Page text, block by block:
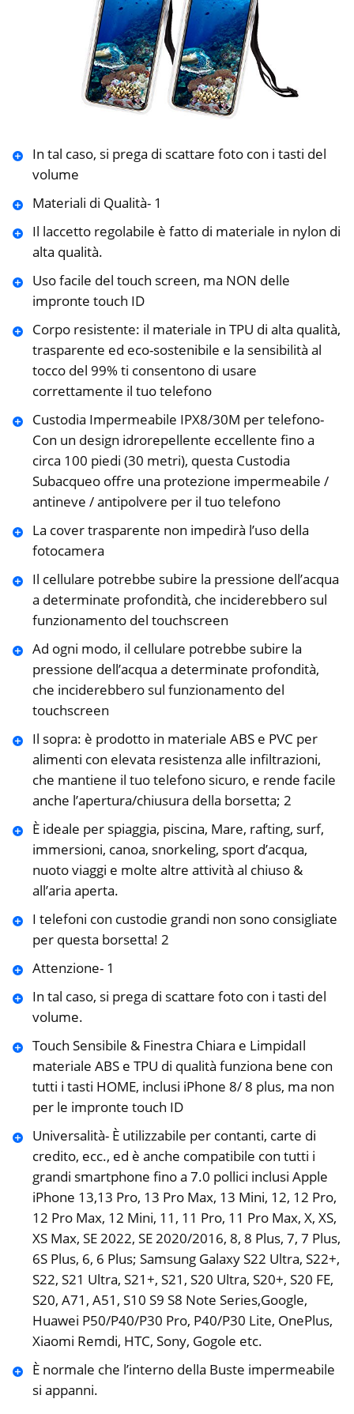
In tal caso, si prega di scattare foto con i tasti del
volume
Materiali di Qualità- 1
Il laccetto regolabile è fatto di materiale in nylon di
alta qualità.
Uso facile del touch screen, ma NON delle
impronte touch ID
Corpo resistente: il materiale in TPU di alta qualità,
trasparente ed eco-sostenibile e la sensibilità al
tocco del 99% ti consentono di usare
correttamente il tuo telefono
Custodia Impermeabile IPX8/30M per telefono-
Con un design idrorepellente eccellente fino a
circa 100 piedi (30 metri), questa Custodia
Subacqueo offre una protezione impermeabile /
antineve / antipolvere per il tuo telefono
La cover trasparente non impedirà l’uso della
fotocamera
Il cellulare potrebbe subire la pressione dell’acqua
a determinate profondità, che inciderebbero sul
funzionamento del touchscreen
Ad ogni modo, il cellulare potrebbe subire la
pressione dell’acqua a determinate profondità,
che inciderebbero sul funzionamento del
touchscreen
Il sopra: è prodotto in materiale ABS e PVC per
alimenti con elevata resistenza alle infiltrazioni,
che mantiene il tuo telefono sicuro, e rende facile
anche l’apertura/chiusura della borsetta; 2
È ideale per spiaggia, piscina, Mare, rafting, surf,
immersioni, canoa, snorkeling, sport d’acqua,
nuoto viaggi e molte altre attività al chiuso &
all’aria aperta.
I telefoni con custodie grandi non sono consigliate
per questa borsetta! 2
Attenzione- 1
In tal caso, si prega di scattare foto con i tasti del
volume.
Touch Sensibile & Finestra Chiara e LimpidaIl
materiale ABS e TPU di qualità funziona bene con
tutti i tasti HOME, inclusi iPhone 8/ 8 plus, ma non
per le impronte touch ID
Universalità- È utilizzabile per contanti, carte di
credito, ecc., ed è anche compatibile con tutti i
grandi smartphone fino a 7.0 pollici inclusi Apple
iPhone 13,13 Pro, 13 Pro Max, 13 Mini, 12, 12 Pro,
12 Pro Max, 12 Mini, 11, 11 Pro, 11 Pro Max, X, XS,
XS Max, SE 2022, SE 2020/2016, 8, 8 Plus, 7, 7 Plus,
6S Plus, 6, 6 Plus; Samsung Galaxy S22 Ultra, S22+,
S22, S21 Ultra, S21+, S21, S20 Ultra, S20+, S20 FE,
S20, A71, A51, S10 S9 S8 Note Series,Google,
Huawei P50/P40/P30 Pro, P40/P30 Lite, OnePlus,
Xiaomi Remdi, HTC, Sony, Gogole etc.
È normale che l’interno della Buste impermeabile
si appanni.